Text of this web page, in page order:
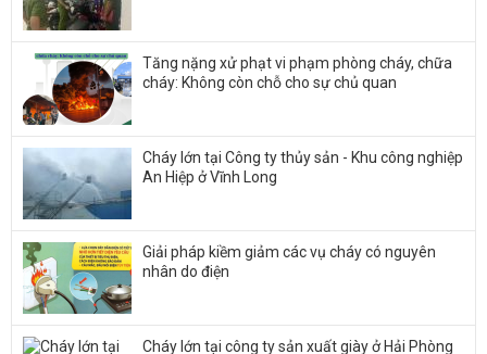
Tăng nặng xử phạt vi phạm phòng cháy, chữa
cháy: Không còn chỗ cho sự chủ quan
Cháy lớn tại Công ty thủy sản - Khu công nghiệp
An Hiệp ở Vĩnh Long
Giải pháp kiềm giảm các vụ cháy có nguyên
nhân do điện
Cháy lớn tại công ty sản xuất giày ở Hải Phòng